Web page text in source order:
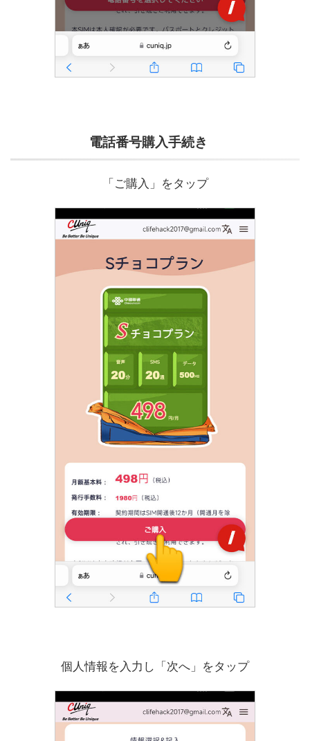
電話番号購入手続き
「ご購入」をタップ
個人情報を入力し「次へ」をタップ